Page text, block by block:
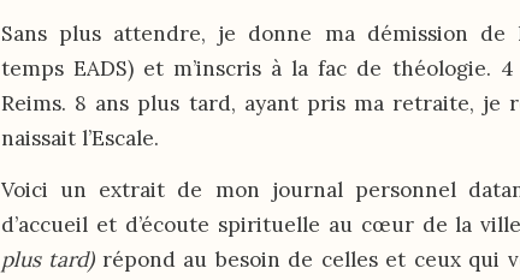
Sans plus attendre, je donne ma démission de
temps EADS) et m’inscris à la fac de théologie.
Reims. 8 ans plus tard, ayant pris ma retraite, je
naissait l’Escale.
Voici un extrait de mon journal personnel
d’accueil et d’écoute spirituelle au cœur de la ville
plus tard)répond au besoin de celles et ceux qui